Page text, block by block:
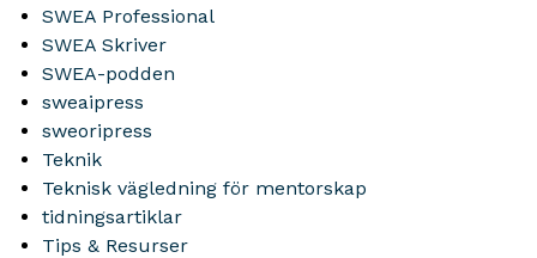
SWEA Professional
SWEA Skriver
SWEA-podden
sweaipress
sweoripress
Teknik
Teknisk vägledning för mentorskap
tidningsartiklar
Tips & Resurser